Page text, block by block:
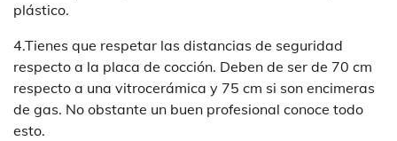
plástico.
4.Tienes que respetar las distancias de seguridad
respecto a la placa de cocción. Deben de ser de 70 cm
respecto a una vitrocerámica y 75 cm si son encimeras
de gas. No obstante un buen profesional conoce todo
esto.